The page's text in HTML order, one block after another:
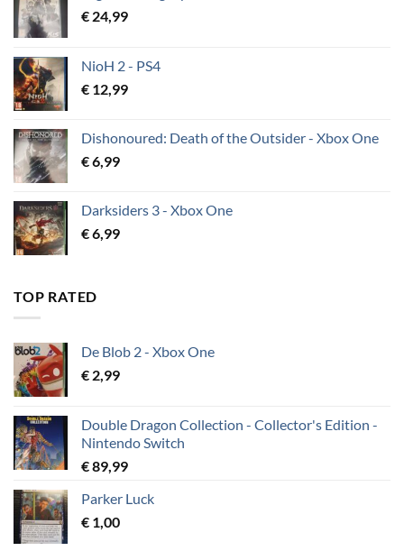
€ 24,99
NioH 2 - PS4
€ 12,99
Dishonoured: Death of the Outsider - Xbox One
€6,99
Darksiders 3 - Xbox One
€6,99
TOP RATED
De Blob 2 - Xbox One
€ 2,99
Double Dragon Collection - Collector's Edition -
Nintendo Switch
€89,99
Parker Luck
€ 1,00